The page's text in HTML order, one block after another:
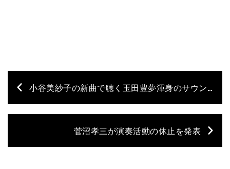
小谷美紗子の新曲で聴く玉田豊夢渾身のサウンド＆グルーヴ
菅沼孝三が演奏活動の休止を発表